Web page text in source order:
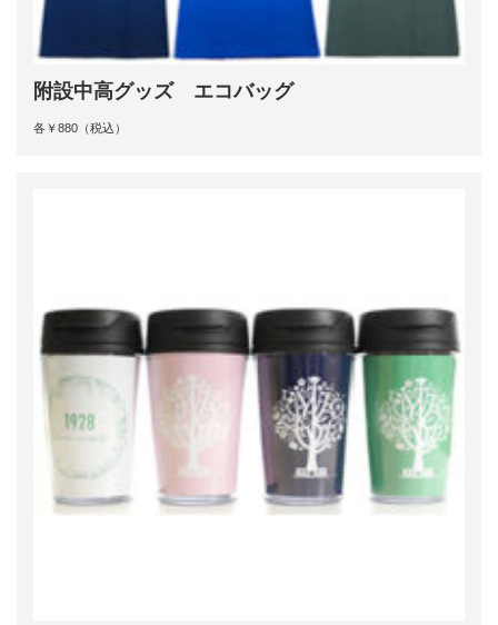
附設中高グッズ エコバッグ
各￥880（税込）